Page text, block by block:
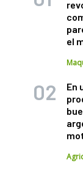
el
En